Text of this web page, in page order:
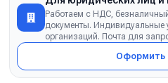
Работаем с НДС,
документы. Индивидуальные
организаций. Почта для
Оформить